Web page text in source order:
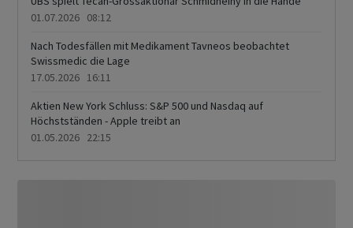
01.07.2026 08:12
Nach Todesfällen mit Medikament Tavneos beobachtet
Swissmedic die Lage
17.05.2026 16:11
Aktien New York Schluss: S&P 500 und Nasdaq auf
Höchstständen - Apple treibt an
01.05.2026 22:15